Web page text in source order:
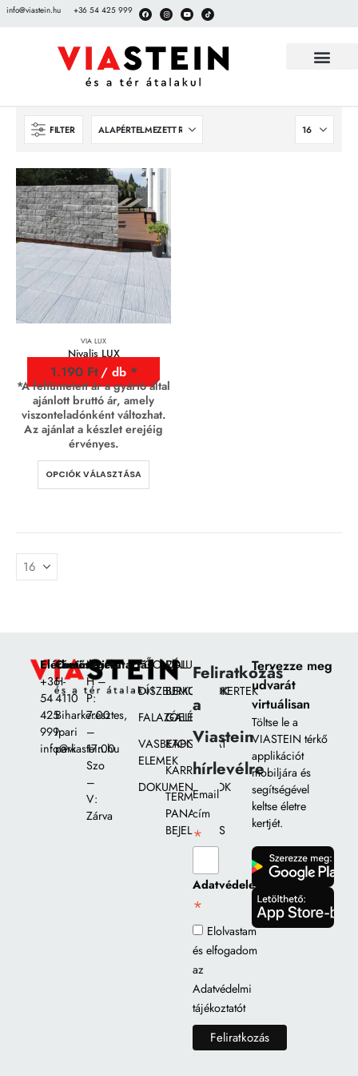
info@viastein.hu +36 54 425 999
FILTER
VIA LUX
Nivalis LUX
1.190 Ft / db
*A feltüntetett ár a gyártó által
ajánlott bruttó ár, amely
viszonteladónként változhat.
Az ajánlat a készlet erejéig
érvényes.
OPCIÓK VÁLASZTÁSA
Elérhetőségek:
+36
54
425
999
info@viastein.hu
Címünk:
H-
4110
Biharkeresztes,
Ipari
park
Nyitvatartás
H –
P:
7:00
–
17:00
Szo
–
V:
Zárva
FŐOLDAL
DÍSZBURKOLATOK
FALAZÓELEMEK
VASBETON
ELEMEK
DOKUMENTUMOK
RÓLUNK
BEMUTATÓKERTEK
GALÉRIA
KAPCSOLAT
KARRIER
TERMÉK
PANASZ
BEJELENTÉS
Feliratkozás
a
Viastein
hírlevélre
Email
cím
*
Adatvédelem
*
Elolvastam
és elfogadom
az
Adatvédelmi
tájékoztatót
Tervezze meg
udvarát
virtuálisan
Töltse le a
VIASTEIN térkő
applikációt
mobiljára és
segítségével
keltse életre
kertjét.
gomb
gomb